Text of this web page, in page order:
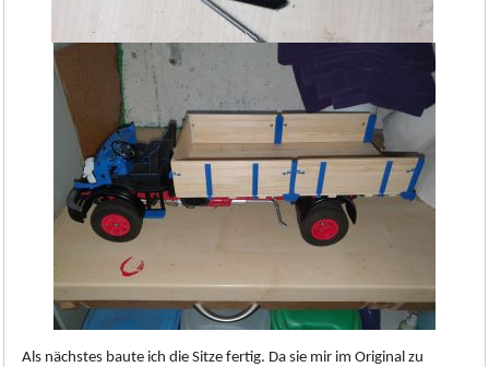
Als nächstes baute ich die Sitze fertig. Da sie mir im Original zu